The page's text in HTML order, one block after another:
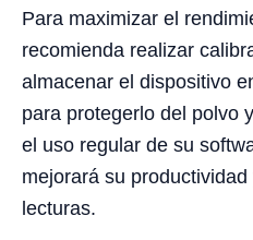
Para maximizar el
recomienda realizar
almacenar el dispositivo
para protegerlo del polvo
el uso regular de su
mejorará su
lecturas.